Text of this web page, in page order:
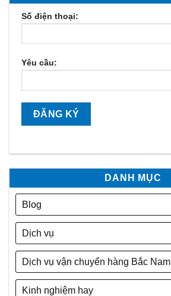
Số điện thoại:
Yêu cầu:
DANH MỤC
Blog
Dịch vụ
Dịch vụ vận chuyển hàng Bắc Nam
Kinh nghiệm hay